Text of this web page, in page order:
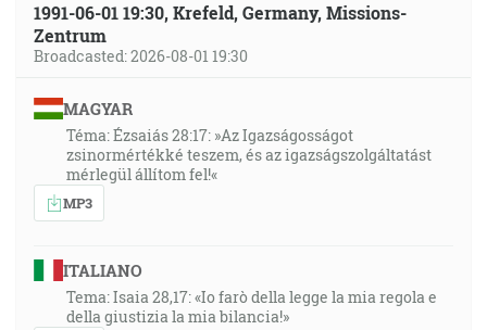
1991-06-01 19:30, Krefeld, Germany, Missions-
Zentrum
Broadcasted: 2026-08-01 19:30
MAGYAR
Téma: Ézsaiás 28:17: »Az Igazságosságot
zsinormértékké teszem, és az igazságszolgáltatást
mérlegül állítom fel!«
MP3
ITALIANO
Tema: Isaia 28,17: «Io farò della legge la mia regola e
della giustizia la mia bilancia!»